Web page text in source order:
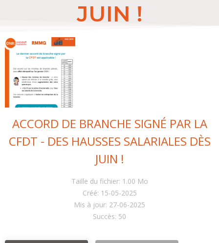
JUIN !
ACCORD DE BRANCHE SIGNÉ PAR LA
CFDT - DES HAUSSES SALARIALES DÈS
JUIN !
Taille du fichier: 1.00 Mo
Créé: 15-05-2025
Mis à jour: 27-06-2025
Succès: 50